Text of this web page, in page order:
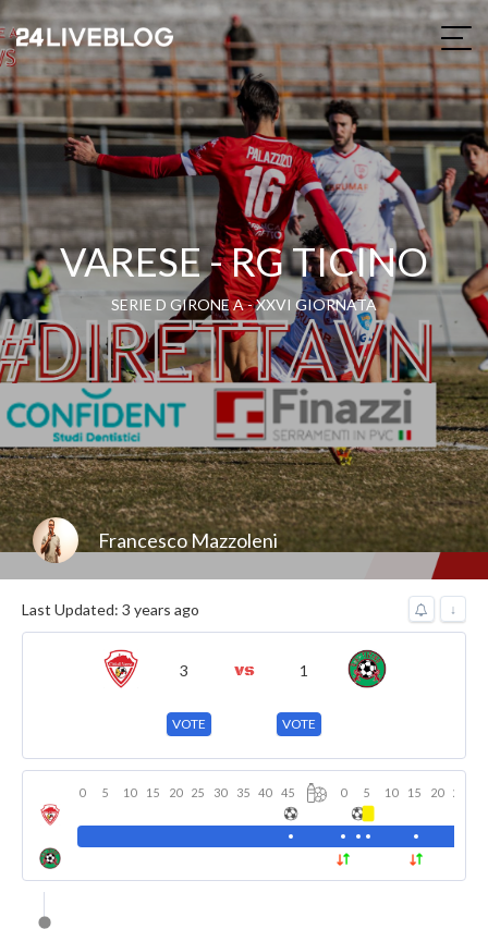
VARESE - RG TICINO
SERIE D GIRONE A - XXVI GIORNATA
Francesco Mazzoleni
Last Updated: 3 years ago ↓
3 1
VOTE VOTE
0 5 10 15 20 25 30 35 40 45 0 5 10 15 20 25